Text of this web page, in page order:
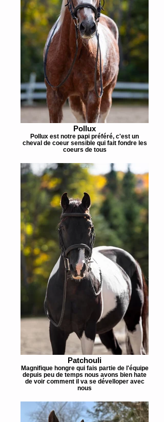
Pollux
Pollux est notre papi préféré, c'est un
cheval de coeur sensible qui fait fondre les
coeurs de tous
Patchouli
Magnifique hongre qui fais partie de l'équipe
depuis peu de temps nous avons bien hate
de voir comment il va se dévelloper avec
nous